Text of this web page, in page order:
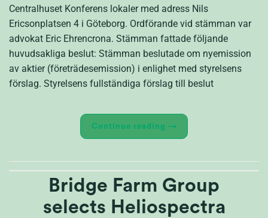
Centralhuset Konferens lokaler med adress Nils
Ericsonplatsen 4 i Göteborg. Ordförande vid stämman var
advokat Eric Ehrencrona. Stämman fattade följande
huvudsakliga beslut: Stämman beslutade om nyemission
av aktier (företrädesemission) i enlighet med styrelsens
förslag. Styrelsens fullständiga förslag till beslut
Continue reading →
Bridge Farm Group
selects Heliospectra